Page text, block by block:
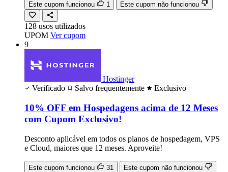
Este cupom funcionou 1 Este cupom não funcionou
128 usos utilizados
UPOM Ver cupom
9
Hostinger
Verificado
Salvo frequentemente Exclusivo
10% OFF em Hospedagens acima de 12 Meses
com Cupom Exclusivo!
Desconto aplicável em todos os planos de hospedagem, VPS
e Cloud, maiores que 12 meses. Aproveite!
Este cupom funcionou 31 Este cupom não funcionou